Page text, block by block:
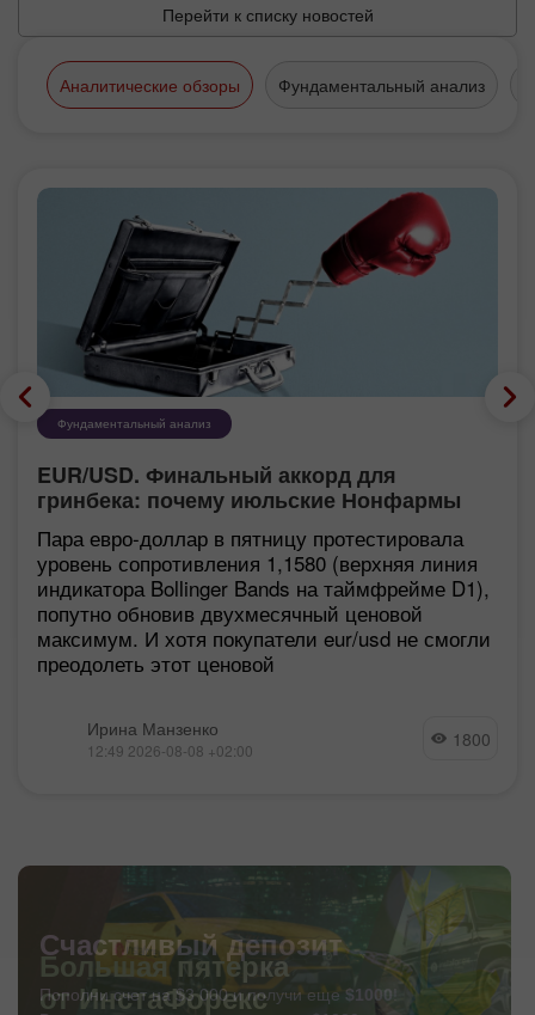
Перейти к списку новостей
Аналитические обзоры Фундаментальный анализ
Фундаментальный анализ
EUR/USD. Финальный аккорд для
гринбека: почему июльские Нонфармы
еще хуже, чем кажутся
Пара евро-доллар в пятницу протестировала
уровень сопротивления 1,1580 (верхняя линия
индикатора Bollinger Bands на таймфрейме D1),
попутно обновив двухмесячный ценовой
максимум. И хотя покупатели eur/usd не смогли
преодолеть этот ценовой
Ирина Манзенко
12:49 2026-08-08 +02:00 1800
Счастливый депозит
Пополни счет на $3 000 и получи еще $1000